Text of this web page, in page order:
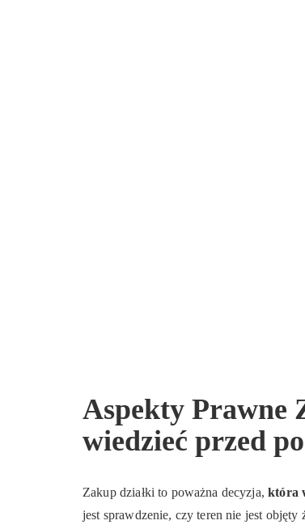
Aspekty Prawne
wiedzieć przed
Zakup działki to poważna decyzja,która
jest sprawdzenie, czy teren nie jest